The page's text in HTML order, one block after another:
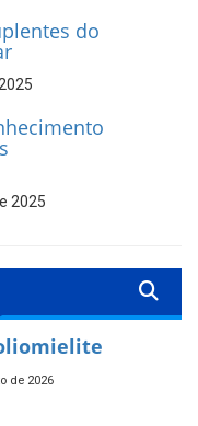
do
2025
de 2026